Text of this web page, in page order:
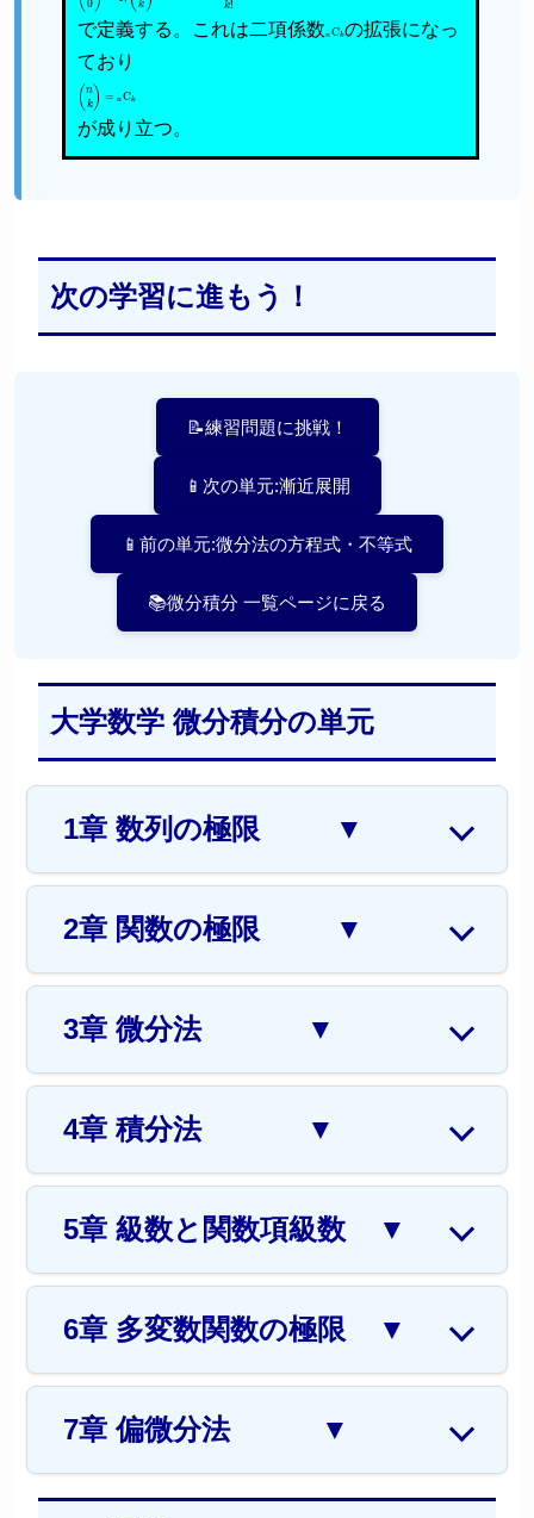
で定義する。これは二項係数 C kの拡張になっ
ており
(nk)= k
が成り立つ。
次の学習に進もう！
📝練習問題に挑戦！
📱次の単元:漸近展開
📱前の単元:微分法の方程式・不等式
📚微分積分 一覧ページに戻る
大学数学 微分積分の単元
1章 数列の極限 ▼
2章 関数の極限 ▼
3章 微分法 ▼
4章 積分法 ▼
5章 級数と関数項級数 ▼
6章 多変数関数の極限 ▼
7章 偏微分法 ▼